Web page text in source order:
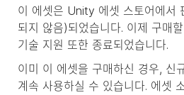
이 에셋은 Unity 에셋 스토어에서
되지 않음)되었습니다. 이제 구매
기술 지원 또한 종료되었습니다.
이미 이 에셋을 구매하신 경우, 신
계속 사용하실 수 있습니다. 에셋